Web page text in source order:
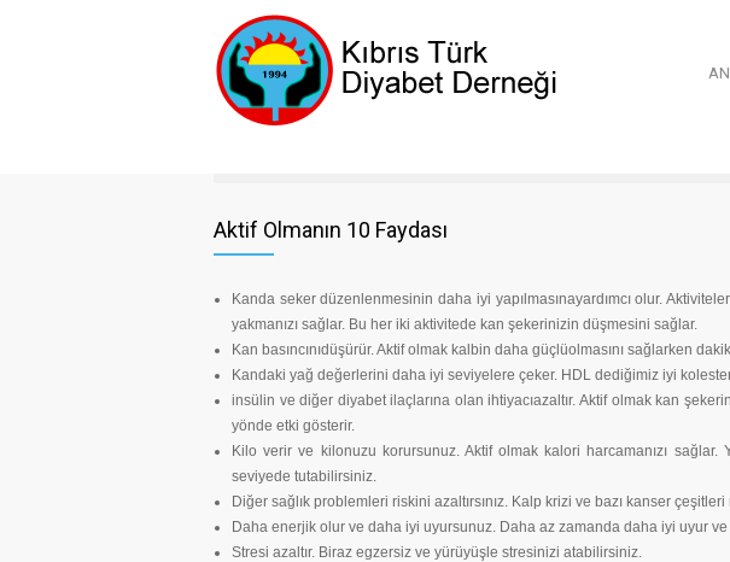
Aktif Olmanın 10 Faydası
Kanda seker düzenlenmesinin daha iyi yapılmasınayardımcı olur.
yakmanızı sağlar. Bu her iki aktivitede kan şekerinizin düşmesini sağlar.
Kan basıncınıdüşürür. Aktif olmak kalbin daha güçlüolmasını sağlarken
Kandaki yağ değerlerini daha iyi seviyelere çeker. HDL dediğimiz iyi
insülin ve diğer diyabet ilaçlarına olan ihtiyacıazaltır. Aktif olmak kan
yönde etki gösterir.
Kilo verir ve kilonuzu korursunuz. Aktif olmak kalori harcamanızı
seviyede tutabilirsiniz.
Diğer sağlık problemleri riskini azaltırsınız. Kalp krizi ve bazı kanser çeşitleri
Daha enerjik olur ve daha iyi uyursunuz. Daha az zamanda daha iyi uyur
Stresi azaltır. Biraz egzersiz ve yürüyüşle stresinizi atabilirsiniz.